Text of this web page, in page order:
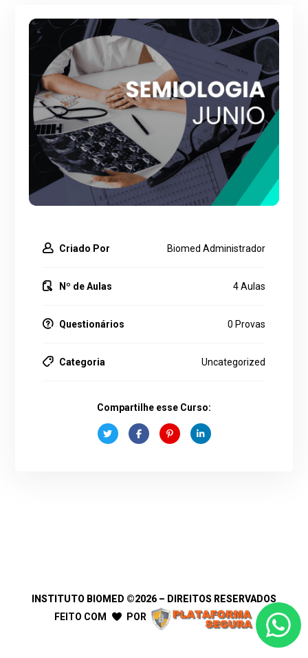
Criado Por Biomed Administrador
Nº de Aulas 4 Aulas
Questionários 0 Provas
Categoria Uncategorized
Compartilhe esse Curso:
INSTITUTO BIOMED ©2026 – DIREITOS RESERVADOS
FEITO COM
POR